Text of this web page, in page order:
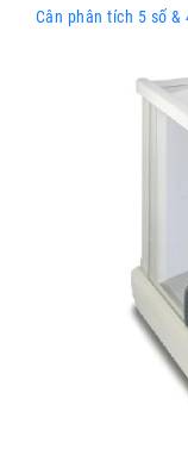
Cân phân tích 5 số &